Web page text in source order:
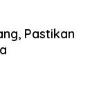
Pastikan